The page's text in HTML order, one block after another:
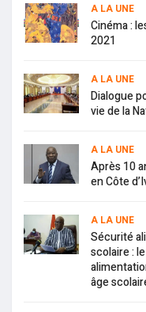
A LA UNE
Cinéma :
2021
A LA UNE
Dialogue
vie de la
A LA UNE
Après 10
en Côte
A LA UNE
Sécurité
scolaire :
âge